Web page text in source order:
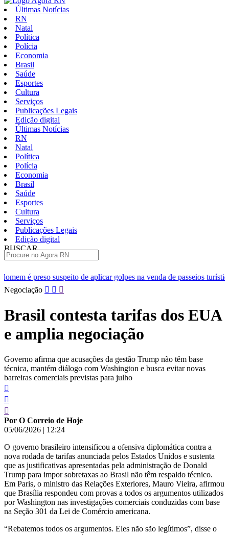
Últimas Notícias
RN
Natal
Política
Polícia
Economia
Brasil
Saúde
Esportes
Cultura
Serviços
Publicações Legais
Edição digital
Últimas Notícias
RN
Natal
Política
Polícia
Economia
Brasil
Saúde
Esportes
Cultura
Serviços
Publicações Legais
Edição digital
BUSCAR
de aplicar golpes na venda de passeios turísticos em Natal
Pular
para
conteúdo
Negociação
Brasil contesta tarifas dos EUA
e amplia negociação
Governo afirma que acusações da gestão Trump não têm base
técnica, mantém diálogo com Washington e busca evitar novas
barreiras comerciais previstas para julho
Por O Correio de Hoje
05/06/2026 | 12:24
O governo brasileiro intensificou a ofensiva diplomática contra a
nova rodada de tarifas anunciada pelos Estados Unidos e sustenta
que as justificativas apresentadas pela administração de Donald
Trump para impor sobretaxas ao Brasil não têm respaldo técnico.
Em Paris, o ministro das Relações Exteriores, Mauro Vieira, afirmou
que Brasília respondeu com provas a todos os argumentos utilizados
por Washington nas investigações comerciais conduzidas com base
na Seção 301 da Lei de Comércio americana.
“Rebatemos todos os argumentos. Eles não são legítimos”, disse o